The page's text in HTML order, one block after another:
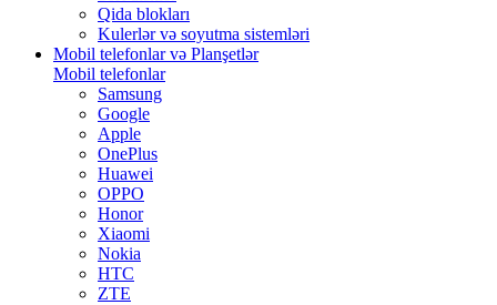
Qida blokları
Kulerlər və soyutma sistemləri
Mobil telefonlar və Planşetlər
Mobil telefonlar
Samsung
Google
Apple
OnePlus
Huawei
OPPO
Honor
Xiaomi
Nokia
HTC
ZTE